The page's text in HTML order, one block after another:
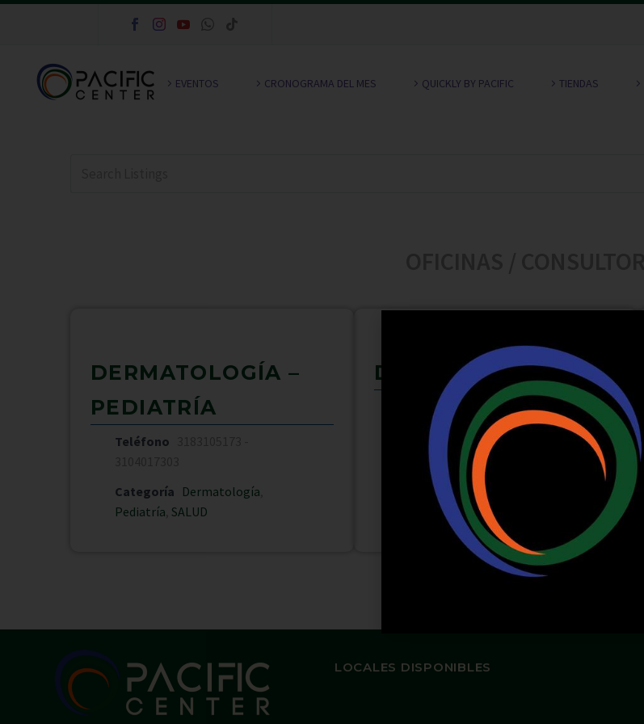
EVENTOS CRONOGRAMA DEL MES QUICKLY BY PACIFIC TIENDAS
DERMATOLOGÍA –
PEDIATRÍA
Teléfono
Categoría Dermatología
Pediatría SALUD
DRA ANGELI RAMOS
Nombre de Contacto
Angeli Ramos
Teléfono
3153010705
Categoría
Pediatría
LOCALES DISPONIBLES